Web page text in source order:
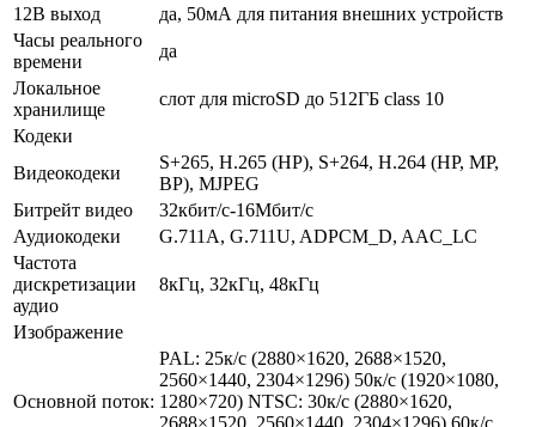
12В выход
да, 50мА для питания внешних устройств
Часы реального
времени
да
Локальное
хранилище
слот для microSD до 512ГБ class 10
Кодеки
Видеокодеки
S+265, H.265 (HP), S+264, H.264 (HP, MP,
BP), MJPEG
Битрейт видео
32кбит/с-16Мбит/с
Аудиокодеки
G.711A, G.711U, ADPCM_D, AAC_LC
Частота
дискретизации
аудио
8кГц, 32кГц, 48кГц
Изображение
Основной поток:
PAL: 25к/c (2880×1620, 2688×1520,
2560×1440, 2304×1296) 50к/c (1920×1080,
1280×720) NTSC: 30к/c (2880×1620,